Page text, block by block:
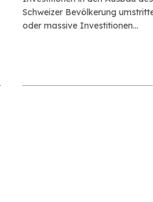
Schweizer Bevölkerung
oder massive Investitionen…